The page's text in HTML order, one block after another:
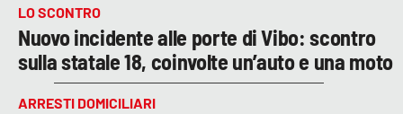
LO SCONTRO
Nuovo incidente alle porte di Vibo: scontro
sulla statale 18, coinvolte un’auto e una moto
ARRESTI DOMICILIARI